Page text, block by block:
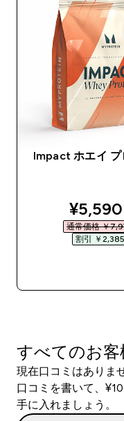
Impact ホエイ プ
¥5,590‎
通常価格 ￥
割引 ￥2,385‎
すべてのお客
現在口コミはありま
口コミを書いて、
手に入れましょう。